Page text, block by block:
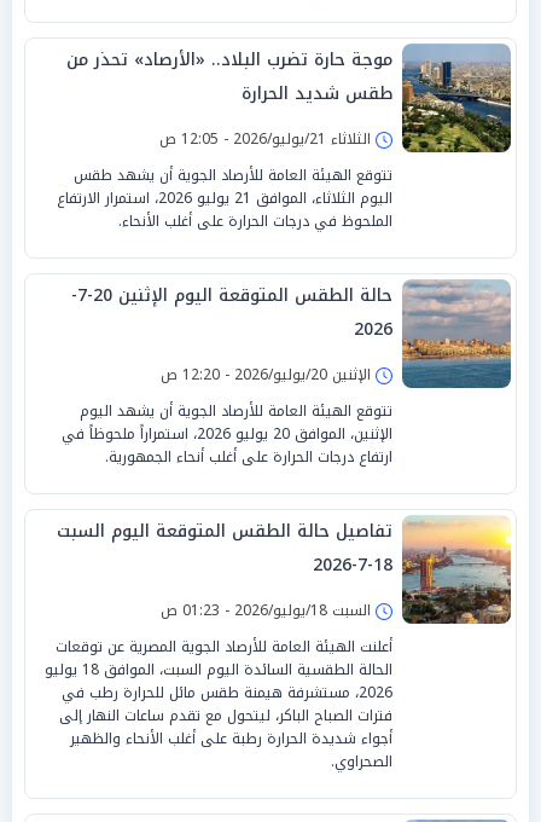
موجة حارة تضرب البلاد.. «الأرصاد» تحذر من
طقس شديد الحرارة
الثلاثاء 21/يوليو/2026 - 12:05 ص
تتوقع الهيئة العامة للأرصاد الجوية أن يشهد طقس
اليوم الثلاثاء، الموافق 21 يوليو 2026، استمرار الارتفاع
الملحوظ في درجات الحرارة على أغلب الأنحاء.
حالة الطقس المتوقعة اليوم الإثنين 20-7-
2026
الإثنين 20/يوليو/2026 - 12:20 ص
تتوقع الهيئة العامة للأرصاد الجوية أن يشهد اليوم
الإثنين، الموافق 20 يوليو 2026، استمراراً ملحوظاً في
ارتفاع درجات الحرارة على أغلب أنحاء الجمهورية.
تفاصيل حالة الطقس المتوقعة اليوم السبت
18-7-2026
السبت 18/يوليو/2026 - 01:23 ص
أعلنت الهيئة العامة للأرصاد الجوية المصرية عن توقعات
الحالة الطقسية السائدة اليوم السبت، الموافق 18 يوليو
2026، مستشرفة هيمنة طقس مائل للحرارة رطب في
فترات الصباح الباكر، ليتحول مع تقدم ساعات النهار إلى
أجواء شديدة الحرارة رطبة على أغلب الأنحاء والظهير
الصحراوي.